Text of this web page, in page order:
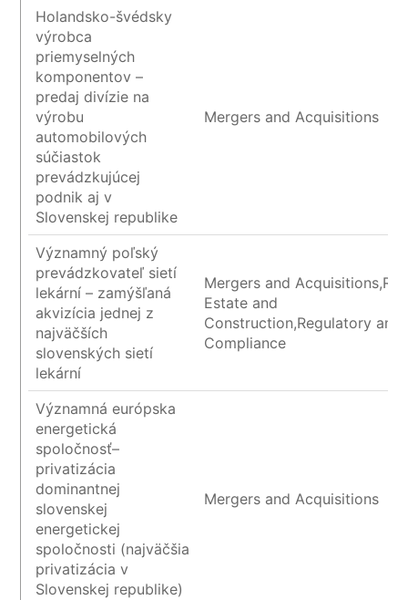
Holandsko-švédsky
výrobca
priemyselných
komponentov –
predaj divízie na
výrobu
automobilových
súčiastok
prevádzkujúcej
podnik aj v
Slovenskej republike
Mergers and Acquisitions
Významný poľský
prevádzkovateľ sietí
lekární – zamýšľaná
akvizícia jednej z
najväčších
slovenských sietí
lekární
Mergers and
Estate and
Construction,Regulatory and
Compliance
Významná európska
energetická
spoločnosť–
privatizácia
dominantnej
slovenskej
energetickej
spoločnosti (najväčšia
privatizácia v
Slovenskej republike)
Mergers and Acquisitions